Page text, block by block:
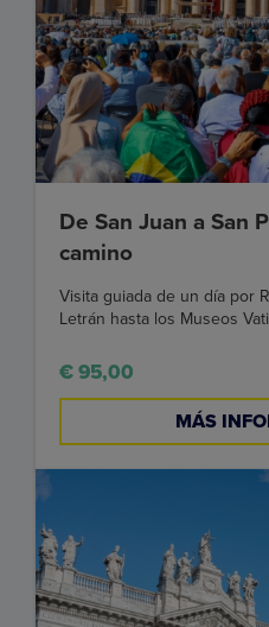
De San Juan a San
camino
Visita guiada de un día por
Letrán hasta los Museos
€ 95,00
MÁS